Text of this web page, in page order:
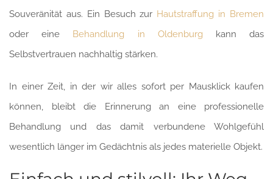
Souveränität aus. Ein Besuch zur Hautstraffung in Bremen
oder eine Behandlung in Oldenburg kann das
Selbstvertrauen nachhaltig stärken.
In einer Zeit, in der wir alles sofort per Mausklick kaufen
können, bleibt die Erinnerung an eine professionelle
Behandlung und das damit verbundene Wohlgefühl
wesentlich länger im Gedächtnis als jedes materielle Objekt.